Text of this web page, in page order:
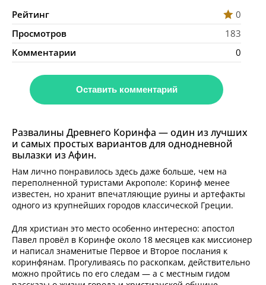
Рейтинг
0
Просмотров
183
Комментарии
0
Оставить комментарий
Развалины Древнего Коринфа — один из лучших
и самых простых вариантов для однодневной
вылазки из Афин.
Нам лично понравилось здесь даже больше, чем на
переполненной туристами Акрополе: Коринф менее
известен, но хранит впечатляющие руины и артефакты
одного из крупнейших городов классической Греции.
Для христиан это место особенно интересно: апостол
Павел провёл в Коринфе около 18 месяцев как миссионер
и написал знаменитые Первое и Второе послания к
коринфянам. Прогуливаясь по раскопкам, действительно
можно пройтись по его следам — а с местным гидом